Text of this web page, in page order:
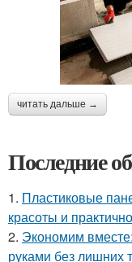
читать дальше →
Последние
1. Пластиковые
красоты и
2. Экономим
руками без лишних